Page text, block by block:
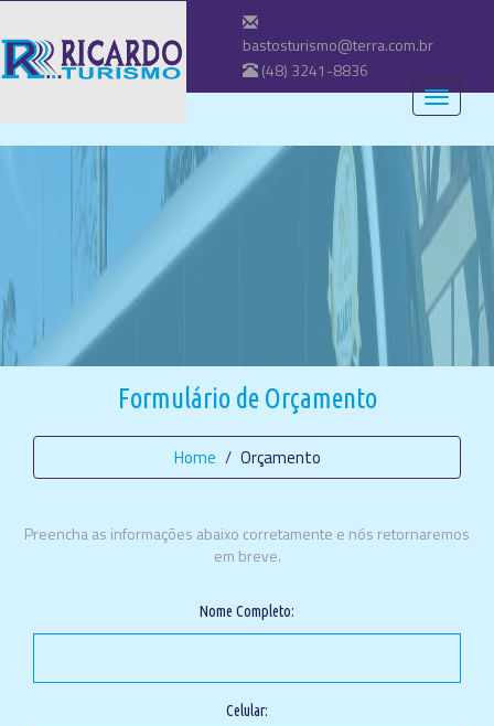
bastosturismo@terra.com.br
(48) 3241-8836
Menu
de
Formulário de Orçamento
Home Orçamento
Preencha as informações abaixo corretamente e nós retornaremos
em breve.
Nome Completo:
Celular: